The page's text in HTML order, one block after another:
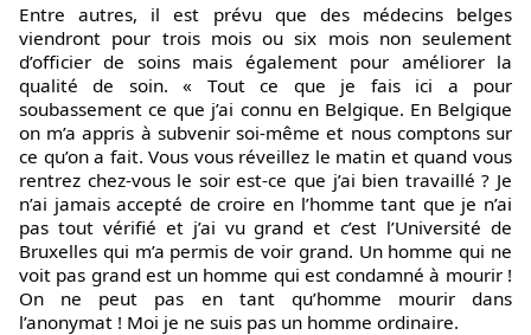
Entre autres, il est prévu que des médecins belges
viendront pour trois mois ou six mois non seulement
d’officier de soins mais également pour améliorer la
qualité de soin. « Tout ce que je fais ici a pour
soubassement ce que j’ai connu en Belgique. En Belgique
on m’a appris à subvenir soi-même et nous comptons sur
ce qu’on a fait. Vous vous réveillez le matin et quand vous
rentrez chez-vous le soir est-ce que j’ai bien travaillé ? Je
n’ai jamais accepté de croire en l’homme tant que je n’ai
pas tout vérifié et j’ai vu grand et c’est l’Université de
Bruxelles qui m’a permis de voir grand. Un homme qui ne
voit pas grand est un homme qui est condamné à mourir !
On ne peut pas en tant qu’homme mourir dans
l’anonymat ! Moi je ne suis pas un homme ordinaire.